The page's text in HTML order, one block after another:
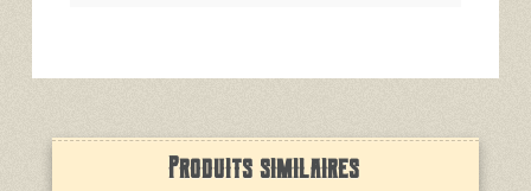
Produits similaires